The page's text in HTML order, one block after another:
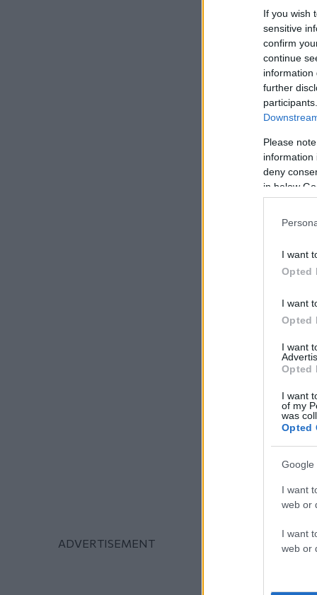
If you wish
sensitive
confirm
continue
information
further
Please
information
deny
in below
I want
Opted
I want
Opted
I want
Opted
I want
of my
was
Opted
Google
I want
web or
I want
web or